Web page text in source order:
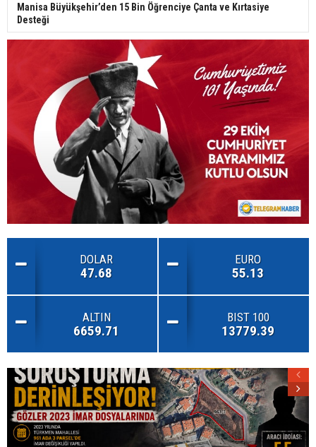
Manisa Büyükşehir’den 15 Bin Öğrenciye Çanta ve Kırtasiye
Desteği
DOLAR
47.68
EURO
55.13
ALTIN
6659.71
BIST 100
13779.39